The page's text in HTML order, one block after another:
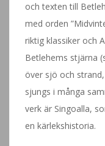
och texten till
med orden
riktig klassiker och
Betlehems stjärna
över sjö och
sjungs i många
verk är Singoalla,
en kärlekshistoria.